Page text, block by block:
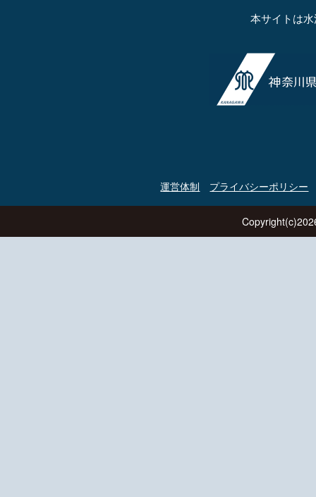
本サイトは
運営体制 プライバシーポリシー